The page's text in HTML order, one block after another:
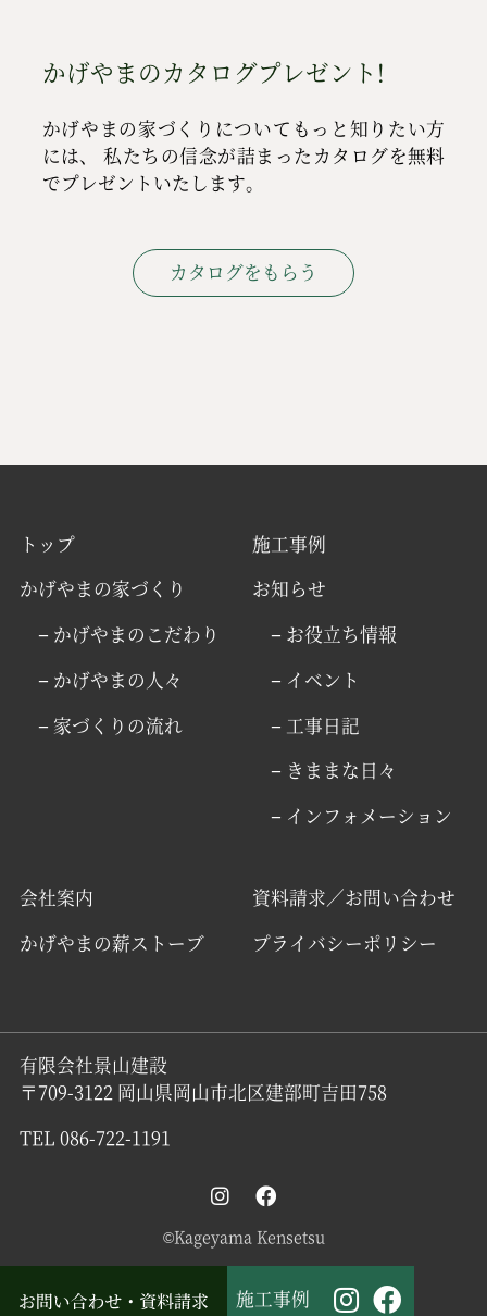
施工事例
かげやまのカタログプレゼント!
かげやまの家づくりについてもっと知りたい方
には、
私たちの信念が詰まったカタログを無料
でプレゼントいたします。
カタログをもらう
トップ
かげやまの家づくり
− かげやまのこだわり
− かげやまの人々
− 家づくりの流れ
施工事例
お知らせ
− お役立ち情報
− イベント
− 工事日記
− きままな日々
− インフォメーション
会社案内
かげやまの薪ストーブ
資料請求／お問い合わせ
プライバシーポリシー
有限会社景山建設
〒709-3122 岡山県岡山市北区建部町吉田758
TEL 086-722-1191
©Kageyama Kensetsu